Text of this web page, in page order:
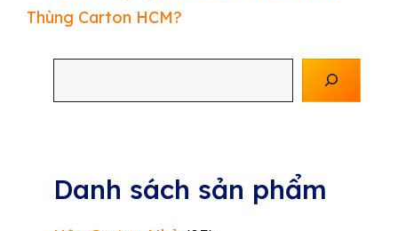
Thùng Carton HCM?
kiếm
Danh sách sản phẩm